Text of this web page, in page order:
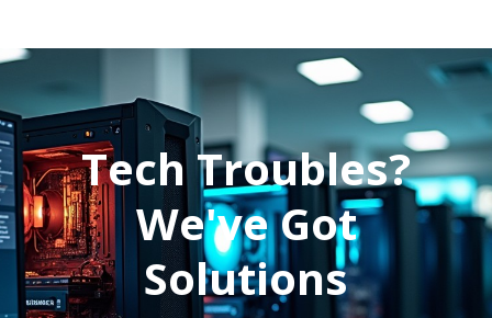
Tech Troubles?
We've Got
Solutions